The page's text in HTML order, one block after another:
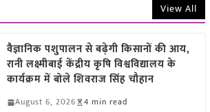
View All
वैज्ञानिक पशुपालन से बढ़ेगी किसानों की आय,
रानी लक्ष्मीबाई केंद्रीय कृषि विश्वविद्यालय के
कार्यक्रम में बोले शिवराज सिंह चौहान
August 6, 2026 4 min read